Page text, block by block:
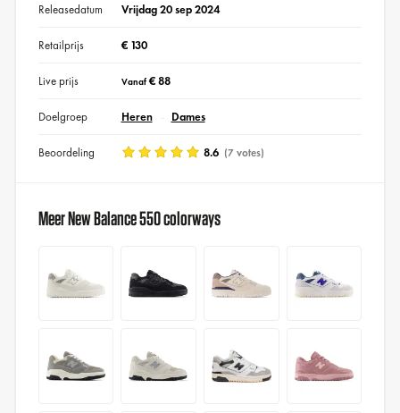
Releasedatum Vrijdag 20 sep 2024
Retailprijs € 130
Live prijs Vanaf€ 88
Doelgroep Heren Dames
Beoordeling 8.6 (7 votes)
Meer New Balance 550 colorways